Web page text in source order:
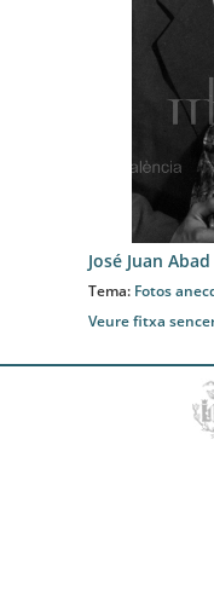
José Juan
Tema: Fotos
Veure fitxa